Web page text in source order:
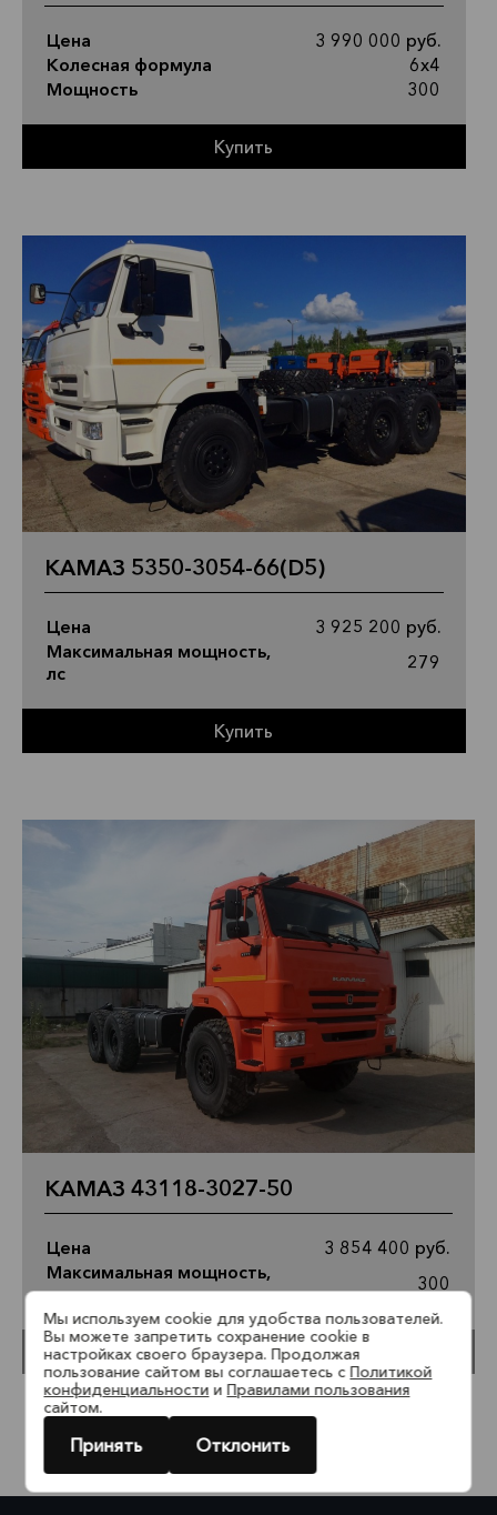
Цена
3 990 000 руб.
Колесная формула
6х4
Мощность
300
Купить
КАМАЗ 5350-3054-66(D5)
Цена
3 925 200 руб.
Максимальная мощность,
лс
279
Купить
КАМАЗ 43118-3027-50
Цена
3 854 400 руб.
Максимальная мощность,
лс
300
Временно недоступно
Мы используем cookie для удобства пользователей.
Вы можете запретить сохранение cookie в
настройках своего браузера. Продолжая
пользование сайтом вы соглашаетесь сПолитикой
конфиденциальности иПравилами пользования
сайтом.
Принять Отклонить